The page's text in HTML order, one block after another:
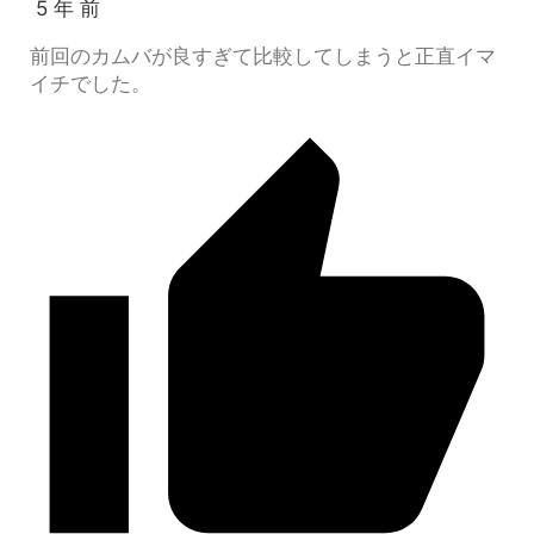
5 年 前
前回のカムバが良すぎて比較してしまうと正直イマ
イチでした。